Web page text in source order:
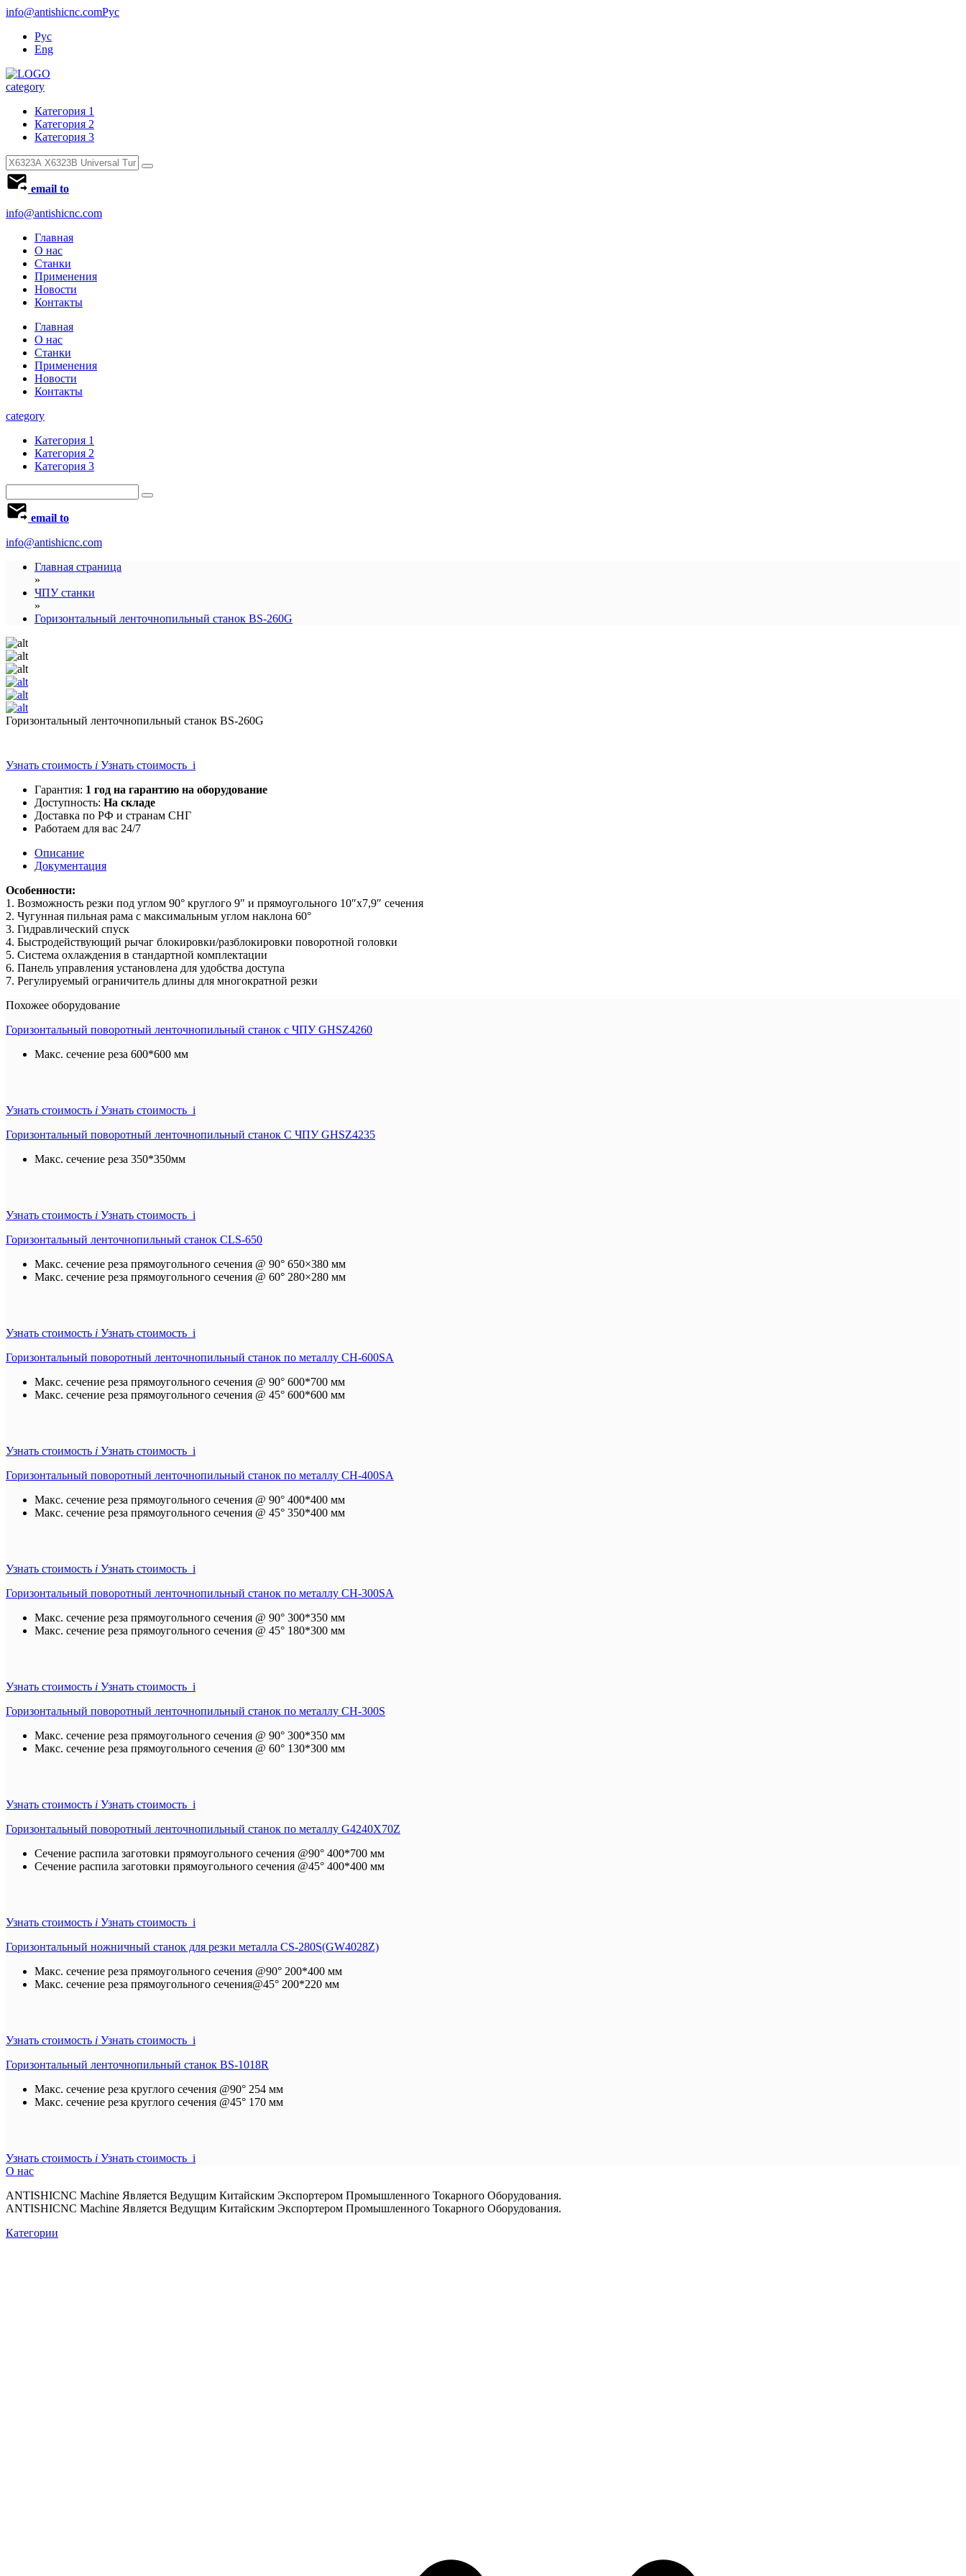
info@antishicnc.comРус
Рус
Eng
category
Категория 1
Категория 2
Категория 3
email to
info@antishicnc.com
Главная
О нас
Станки
Применения
Новости
Контакты
Главная
О нас
Станки
Применения
Новости
Контакты
category
Категория 1
Категория 2
Категория 3
email to
info@antishicnc.com
Главная страница
»
ЧПУ станки
»
Горизонтальный ленточнопильный станок BS-260G
Горизонтальный ленточнопильный станок BS-260G
Узнать стоимость i Узнать стоимость i
Гарантия: 1 год на гарантию на оборудование
Доступность: На складе
Доставка по РФ и странам СНГ
Работаем для вас 24/7
Описание
Документация
Особенности:
1. Возможность резки под углом 90° круглого 9″ и прямоугольного 10″x7,9″ сечения
2. Чугунная пильная рама с максимальным углом наклона 60°
3. Гидравлический спуск
4. Быстродействующий рычаг блокировки/разблокировки поворотной головки
5. Система охлаждения в стандартной комплектации
6. Панель управления установлена для удобства доступа
7. Регулируемый ограничитель длины для многократной резки
Похожее оборудование
Горизонтальный поворотный ленточнопильный станок с ЧПУ GHSZ4260
Макс. сечение реза 600*600 мм
Узнать стоимость i Узнать стоимость i
Горизонтальный поворотный ленточнопильный станок С ЧПУ GHSZ4235
Макс. сечение реза 350*350мм
Узнать стоимость i Узнать стоимость i
Горизонтальный ленточнопильный станок CLS-650
Макс. сечение реза прямоугольного сечения @ 90° 650×380 мм
Макс. сечение реза прямоугольного сечения @ 60° 280×280 мм
Узнать стоимость i Узнать стоимость i
Горизонтальный поворотный ленточнопильный станок по металлу CH-600SA
Макс. сечение реза прямоугольного сечения @ 90° 600*700 мм
Макс. сечение реза прямоугольного сечения @ 45° 600*600 мм
Узнать стоимость i Узнать стоимость i
Горизонтальный поворотный ленточнопильный станок по металлу CH-400SA
Макс. сечение реза прямоугольного сечения @ 90° 400*400 мм
Макс. сечение реза прямоугольного сечения @ 45° 350*400 мм
Узнать стоимость i Узнать стоимость i
Горизонтальный поворотный ленточнопильный станок по металлу CH-300SA
Макс. сечение реза прямоугольного сечения @ 90° 300*350 мм
Макс. сечение реза прямоугольного сечения @ 45° 180*300 мм
Узнать стоимость i Узнать стоимость i
Горизонтальный поворотный ленточнопильный станок по металлу CH-300S
Макс. сечение реза прямоугольного сечения @ 90° 300*350 мм
Макс. сечение реза прямоугольного сечения @ 60° 130*300 мм
Узнать стоимость i Узнать стоимость i
Горизонтальный поворотный ленточнопильный станок по металлу G4240X70Z
Сечение распила заготовки прямоугольного сечения @90° 400*700 мм
Сечение распила заготовки прямоугольного сечения @45° 400*400 мм
Узнать стоимость i Узнать стоимость i
Горизонтальный ножничный станок для резки металла CS-280S(GW4028Z)
Макс. сечение реза прямоугольного сечения @90° 200*400 мм
Макс. сечение реза прямоугольного сечения@45° 200*220 мм
Узнать стоимость i Узнать стоимость i
Горизонтальный ленточнопильный станок BS-1018R
Макс. сечение реза круглого сечения @90° 254 мм
Макс. сечение реза круглого сечения @45° 170 мм
Узнать стоимость i Узнать стоимость i
О нас
ANTISHICNC Machine Является Ведущим Китайским Экспортером Промышленного Токарного Оборудования.
ANTISHICNC Machine Является Ведущим Китайским Экспортером Промышленного Токарного Оборудования.
Категории